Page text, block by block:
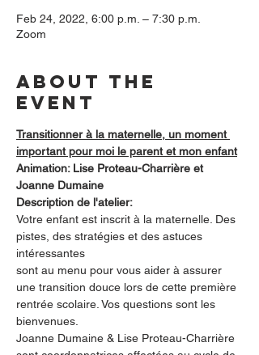
Feb 24, 2022, 6:00 p.m. – 7:30 p.m.
Zoom
About the
event
Transitionner à la maternelle, un moment
important pour moi le parent et mon enfant
Animation: Lise Proteau-Charrière et
Joanne Dumaine
Description de l'atelier:
Votre enfant est inscrit à la maternelle. Des
pistes, des stratégies et des astuces
intéressantes
sont au menu pour vous aider à assurer
une transition douce lors de cette première
rentrée scolaire. Vos questions sont les
bienvenues.
Joanne Dumaine & Lise Proteau-Charrière